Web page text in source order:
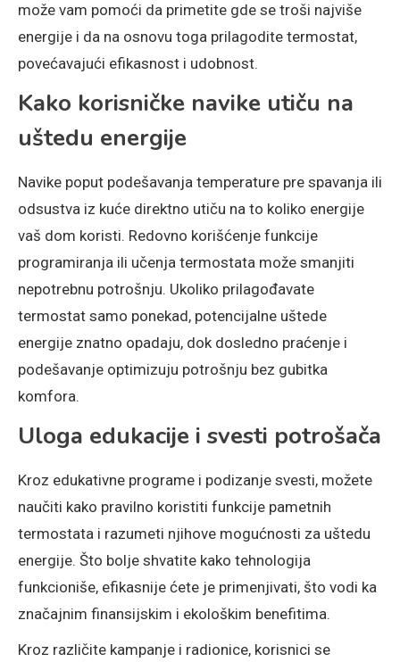
može vam pomoći da primetite gde se troši najviše
energije i da na osnovu toga prilagodite termostat,
povećavajući efikasnost i udobnost.
Kako korisničke navike utiču na
uštedu energije
Navike poput podešavanja temperature pre spavanja ili
odsustva iz kuće direktno utiču na to koliko energije
vaš dom koristi. Redovno korišćenje funkcije
programiranja ili učenja termostata može smanjiti
nepotrebnu potrošnju. Ukoliko prilagođavate
termostat samo ponekad, potencijalne uštede
energije znatno opadaju, dok dosledno praćenje i
podešavanje optimizuju potrošnju bez gubitka
komfora.
Uloga edukacije i svesti potrošača
Kroz edukativne programe i podizanje svesti, možete
naučiti kako pravilno koristiti funkcije pametnih
termostata i razumeti njihove mogućnosti za uštedu
energije. Što bolje shvatite kako tehnologija
funkcioniše, efikasnije ćete je primenjivati, što vodi ka
značajnim finansijskim i ekološkim benefitima.
Kroz različite kampanje i radionice, korisnici se